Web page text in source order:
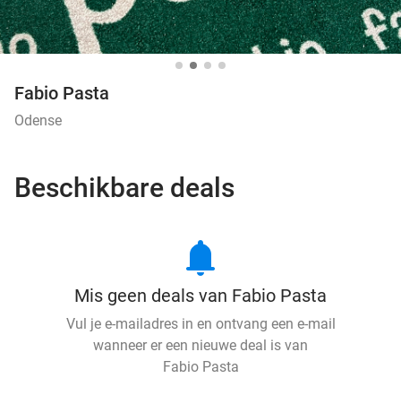
Fabio Pasta
Odense
Beschikbare deals
notifications
Mis geen deals van Fabio Pasta
Vul je e-mailadres in en ontvang een e-mail
wanneer er een nieuwe deal is van
Fabio Pasta